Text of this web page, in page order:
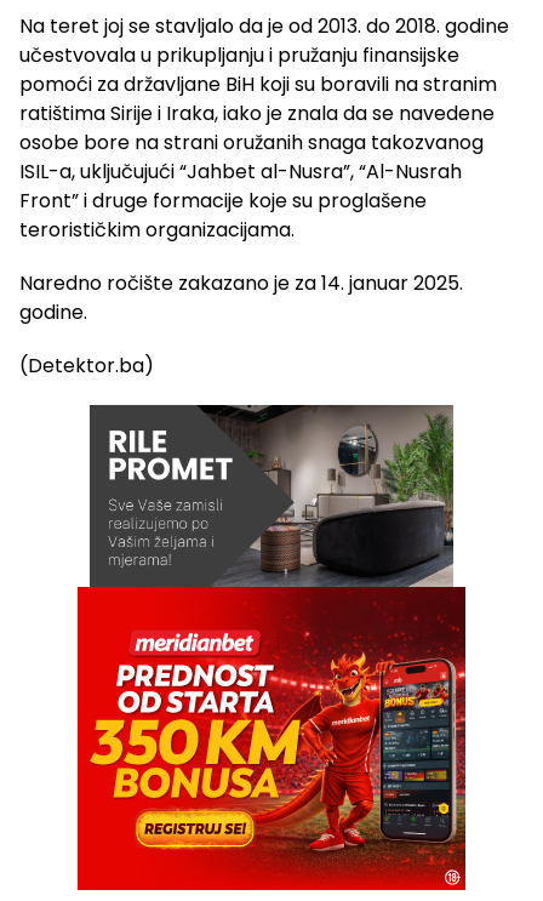
Na teret joj se stavljalo da je od 2013. do 2018. godine
učestvovala u prikupljanju i pružanju finansijske
pomoći za državljane BiH koji su boravili na stranim
ratištima Sirije i Iraka, iako je znala da se navedene
osobe bore na strani oružanih snaga takozvanog
ISIL-a, uključujući “Jahbet al-Nusra”, “Al-Nusrah
Front” i druge formacije koje su proglašene
terorističkim organizacijama.
Naredno ročište zakazano je za 14. januar 2025.
godine.
(Detektor.ba)